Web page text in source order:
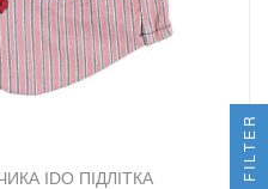
IDO ПІДЛІТКА FILTER